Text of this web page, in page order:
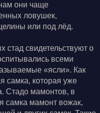
они чаще
ловушек,
или под лёд.
свидетельствуют о
всеми
«ясли». Как
самка, которая уже
Стадо мамонтов, в
самка мамонт вожак,